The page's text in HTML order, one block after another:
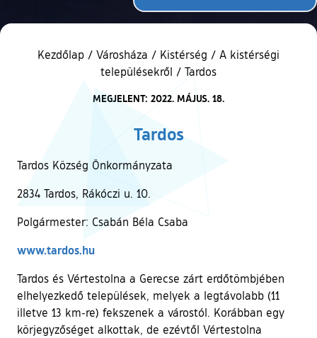
Kezdőlap / Városháza / Kistérség / A kistérségi
településekről / Tardos
MEGJELENT: 2022. MÁJUS. 18.
Tardos
Tardos Község Önkormányzata
2834 Tardos, Rákóczi u. 10.
Polgármester: Csabán Béla Csaba
www.tardos.hu(külső hivatkozás)
Tardos és Vértestolna a Gerecse zárt erdőtömbjében
elhelyezkedő települések, melyek a legtávolabb (11
illetve 13 km-re) fekszenek a várostól. Korábban egy
körjegyzőséget alkottak, de ezévtől Vértestolna